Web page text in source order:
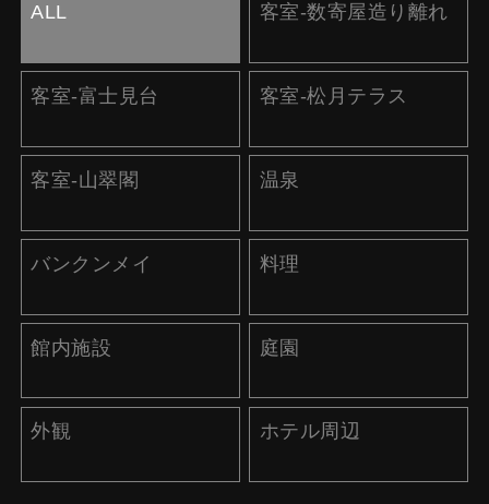
ALL 客室-数寄屋造り離れ
客室-富士見台 客室-松月テラス
客室-山翠閣 温泉
バンクンメイ 料理
館内施設 庭園
外観 ホテル周辺